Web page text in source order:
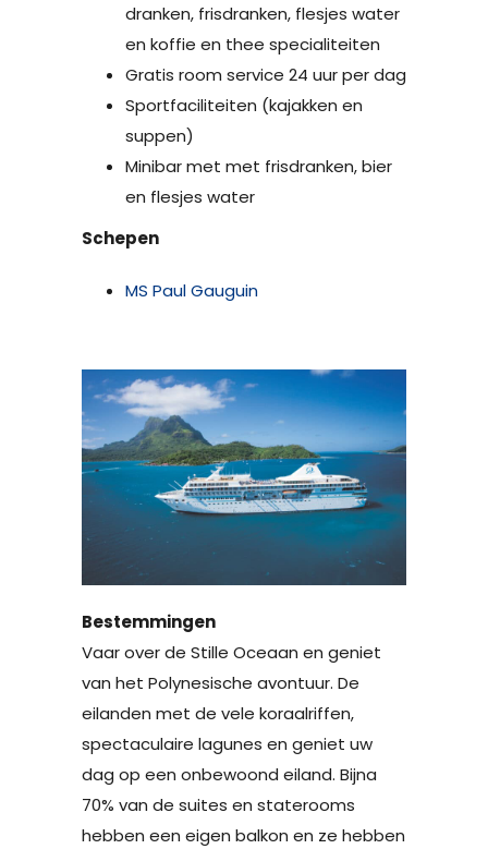
dranken, frisdranken, flesjes water
en koffie en thee specialiteiten
Gratis room service 24 uur per dag
Sportfaciliteiten (kajakken en
suppen)
Minibar met met frisdranken, bier
en flesjes water
Schepen
MS Paul Gauguin
Bestemmingen
Vaar over de Stille Oceaan en geniet
van het Polynesische avontuur. De
eilanden met de vele koraalriffen,
spectaculaire lagunes en geniet uw
dag op een onbewoond eiland. Bijna
70% van de suites en staterooms
hebben een eigen balkon en ze hebben